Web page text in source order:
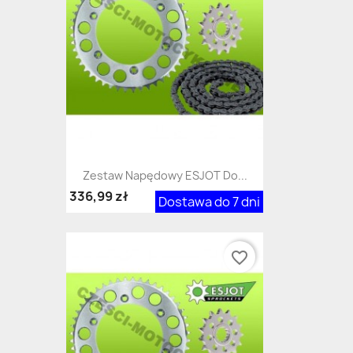
Zestaw Napędowy ESJOT Do...
Dostawa do 7 dni
336,99 zł
favorite_border